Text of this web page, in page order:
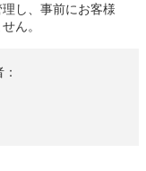
し、事前にお客様
ん。